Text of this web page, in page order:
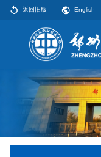
返回旧版 English